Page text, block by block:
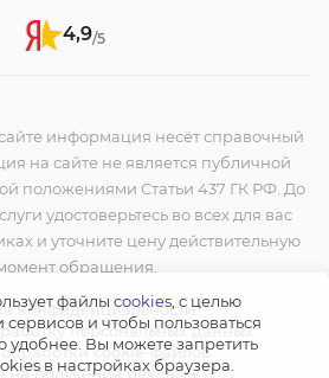
4,9/5
информация несёт справочный
на сайте не является публичной
положениями Статьи 437 ГК РФ. До
удостоверьтесь во всех для вас
и уточните цену действительную
обращения.
конфиденциальности
персональных данных
cookie-файлов
на получение рекламы
файлы cookies, с целью
и чтобы пользоваться
удобнее. Вы можете запретить
в настройках браузера.